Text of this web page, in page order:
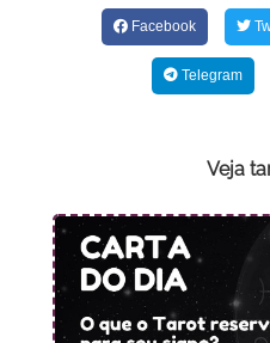
Facebook
Telegram
Veja